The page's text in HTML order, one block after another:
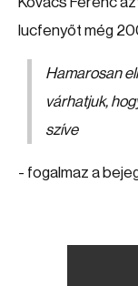
lucfenyőt még
Hamarosan
várhatjuk,
szíve
- fogalmaz a